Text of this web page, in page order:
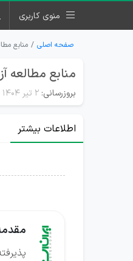
منوی کاربری
صفحه اصلی منابع
منابع مطالعه
بروزرسانی: ۲ تیر ۱۴۰۴
اطلاعات بیشتر